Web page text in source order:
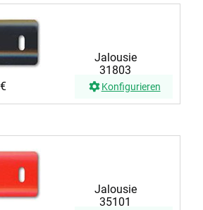
Jalousie
31803
Konfigurieren
Jalousie
35101